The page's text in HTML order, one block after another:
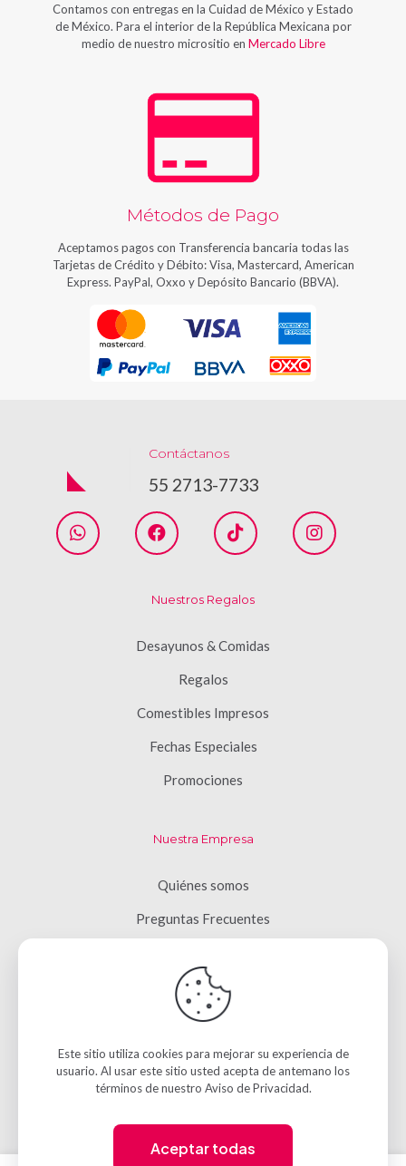
Contamos con entregas en la Cuidad de México y Estado
de México. Para el interior de la República Mexicana por
medio de nuestro micrositio en Mercado Libre
Métodos de Pago
Aceptamos pagos con Transferencia bancaria todas las
Tarjetas de Crédito y Débito: Visa, Mastercard, American
Express. PayPal, Oxxo y Depósito Bancario (BBVA).
Contáctanos
55 2713-7733
Nuestros Regalos
Desayunos & Comidas
Regalos
Comestibles Impresos
Fechas Especiales
Promociones
Nuestra Empresa
Quiénes somos
Preguntas Frecuentes
Aviso de Privacidad
Contacto
© 2026 Emociones a Domicilio | Todos los derechos
reservados | Desarrollo deSan Ángel Digital
Este sitio utiliza cookies para mejorar su experiencia de
usuario. Al usar este sitio usted acepta de antemano los
términos de nuestro Aviso de Privacidad.
Aceptar todas